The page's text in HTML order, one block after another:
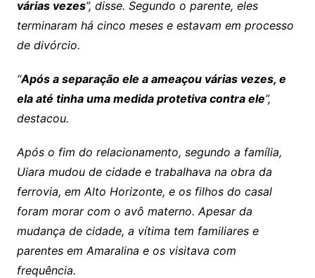
várias vezes”, disse. Segundo o parente, eles
terminaram há cinco meses e estavam em processo
de divórcio.
“Após a separação ele a ameaçou várias vezes, e
ela até tinha uma medida protetiva contra ele”,
destacou.
Após o fim do relacionamento, segundo a família,
Uiara mudou de cidade e trabalhava na obra da
ferrovia, em Alto Horizonte, e os filhos do casal
foram morar com o avô materno. Apesar da
mudança de cidade, a vítima tem familiares e
parentes em Amaralina e os visitava com
frequência.